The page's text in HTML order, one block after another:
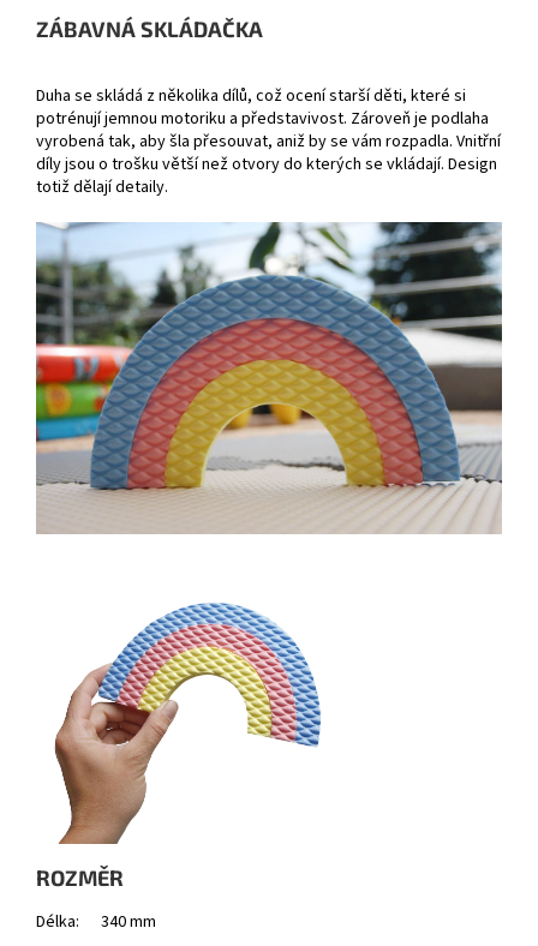
ZÁBAVNÁ SKLÁDAČKA
Duha se skládá z několika dílů, což ocení starší děti, které si
potrénují jemnou motoriku a představivost. Zároveň je podlaha
vyrobená tak, aby šla přesouvat, aniž by se vám rozpadla. Vnitřní
díly jsou o trošku větší než otvory do kterých se vkládají. Design
totiž dělají detaily.
ROZMĚR
Délka: 340 mm